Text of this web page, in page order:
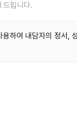
드립니다.
하여 내담자의 정서,